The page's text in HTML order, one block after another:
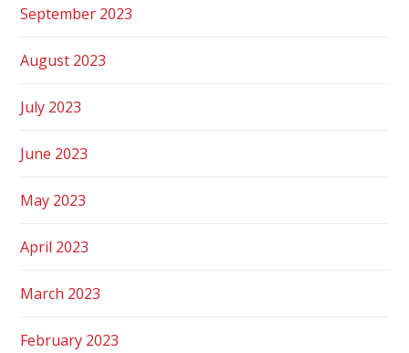
September 2023
August 2023
July 2023
June 2023
May 2023
April 2023
March 2023
February 2023